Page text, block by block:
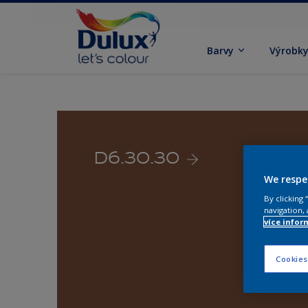
Barvy
D6.30.30
We
By clicking
navigation,
více